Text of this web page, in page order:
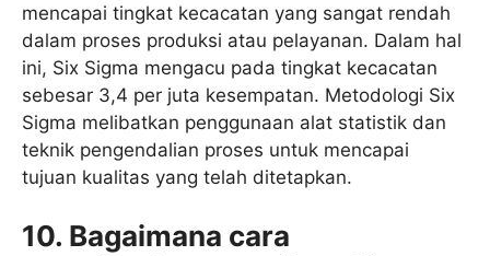
mencapai tingkat kecacatan yang sangat rendah
dalam proses produksi atau pelayanan. Dalam hal
ini, Six Sigma mengacu pada tingkat kecacatan
sebesar 3,4 per juta kesempatan. Metodologi Six
Sigma melibatkan penggunaan alat statistik dan
teknik pengendalian proses untuk mencapai
tujuan kualitas yang telah ditetapkan.
10. Bagaimana cara